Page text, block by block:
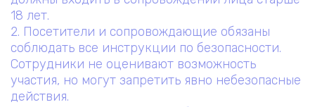
18 лет.
2. Посетители и сопровождающие обязаны
соблюдать все инструкции по безопасности.
Сотрудники не оценивают возможность
участия, но могут запретить явно небезопасные
действия.